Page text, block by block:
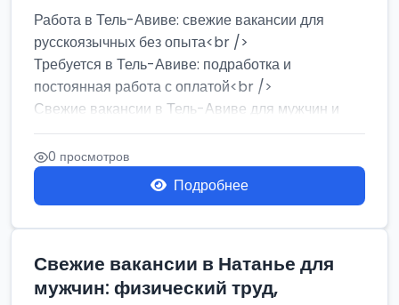
Работа в Тель-Авиве: свежие вакансии для
русскоязычных без опыта<br />
Требуется в Тель-Авиве: подработка и
постоянная работа с оплатой<br />
Свежие вакансии в Тель-Авиве для мужчин и
женщин от хозя...
0 просмотров
Подробнее
Свежие вакансии в Натанье для
мужчин: физический труд,